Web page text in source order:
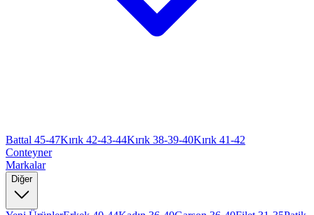
Battal 45-47Kırık 42-43-44Kırık 38-39-40Kırık 41-42
Conteyner
Markalar
Diğer